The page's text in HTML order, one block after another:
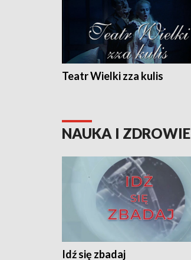
Teatr Wielki zza kulis
NAUKA I ZDROWIE
Idź się zbadaj